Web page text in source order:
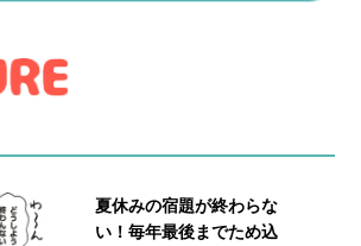
夏休みの宿題が終わらな
い！毎年最後までため込